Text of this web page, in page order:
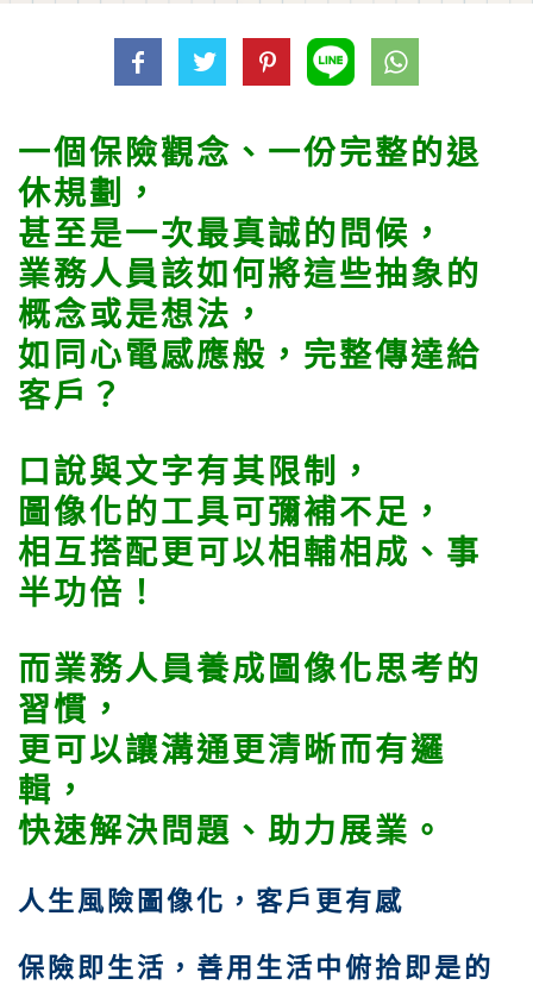
一個保險觀念、一份完整的退
休規劃，
甚至是一次最真誠的問候，
業務人員該如何將這些抽象的
概念或是想法，
如同心電感應般，完整傳達給
客戶？
口說與文字有其限制，
圖像化的工具可彌補不足，
相互搭配更可以相輔相成、事
半功倍！
而業務人員養成圖像化思考的
習慣，
更可以讓溝通更清晰而有邏
輯，
快速解決問題、助力展業。
人生風險圖像化，客戶更有感
保險即生活，善用生活中俯拾即是的